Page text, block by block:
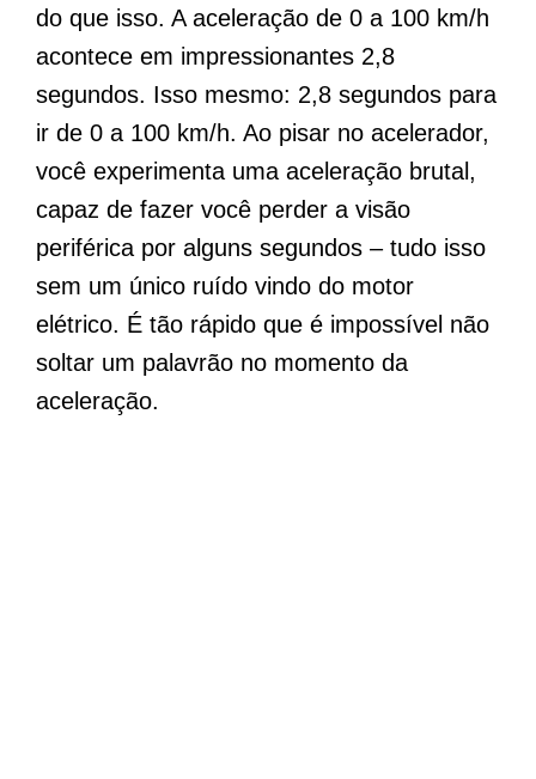
do que isso. A aceleração de 0 a 100 km/h
acontece em impressionantes 2,8
segundos. Isso mesmo: 2,8 segundos para
ir de 0 a 100 km/h. Ao pisar no acelerador,
você experimenta uma aceleração brutal,
capaz de fazer você perder a visão
periférica por alguns segundos – tudo isso
sem um único ruído vindo do motor
elétrico. É tão rápido que é impossível não
soltar um palavrão no momento da
aceleração.